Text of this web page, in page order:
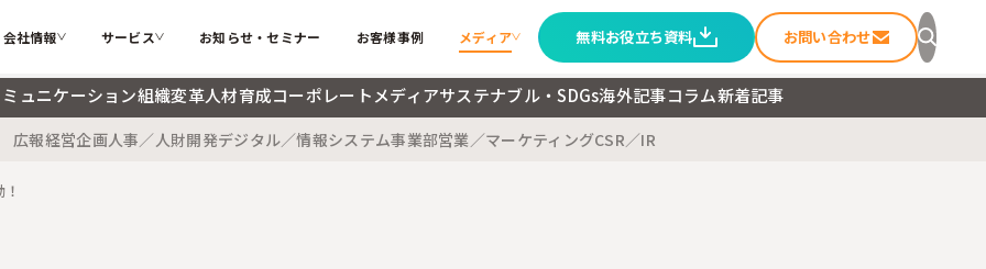
会社情報 サービス お知らせ・セミナー お客様事例 メディア
カテゴリー
無料お役立ち資料 お問い合わせ
ュニケーション組織変革人材育成コーポレートメディアサステナブル・SDGs海外記事コラム新着記事
広報経営企画人事／人財開発デジタル／情報システム事業部営業／マーケティングCSR／IR